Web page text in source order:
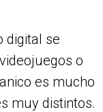
digital se
o
es mucho
muy distintos.